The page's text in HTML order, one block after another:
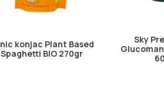
konjac Plant Based
Spaghetti ΒΙΟ 270gr
Sky